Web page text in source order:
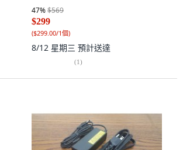
白色, 6.9cm
47%$569
$299
($299.00/1個)
8/12 星期三 預計送達
(1)